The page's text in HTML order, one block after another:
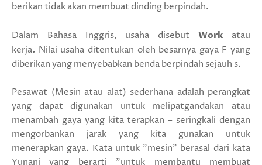
berikan tidak akan membuat dinding berpindah.
Dalam Bahasa Inggris, usaha disebutWork atau
kerja. Nilai usaha ditentukan oleh besarnya gaya F yang
diberikan yang menyebabkan benda berpindah sejauh s.
Pesawat (Mesin atau alat) sederhana adalah perangkat
yang dapat digunakan untuk melipatgandakan atau
menambah gaya yang kita terapkan – seringkali dengan
mengorbankan jarak yang kita gunakan untuk
menerapkan gaya. Kata untuk "mesin" berasal dari kata
Yunani yang berarti "untuk membantu membuat